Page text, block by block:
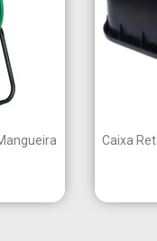
Caixa